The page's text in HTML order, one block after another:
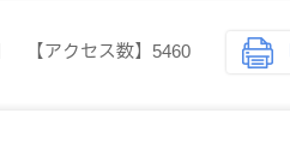
【アクセス数】 5460